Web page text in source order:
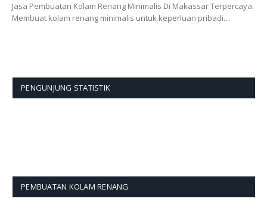
Jasa Pembuatan Kolam Renang Minimalis Di Makassar Terpercaya.
Membuat kolam renang minimalis untuk keperluan pribadi…
PENGUNJUNG STATISTIK
PEMBUATAN KOLAM RENANG